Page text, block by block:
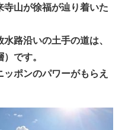
寺山が徐福が辿り着いた
路沿いの土手の道は、
です。
ポンのパワーがもらえ